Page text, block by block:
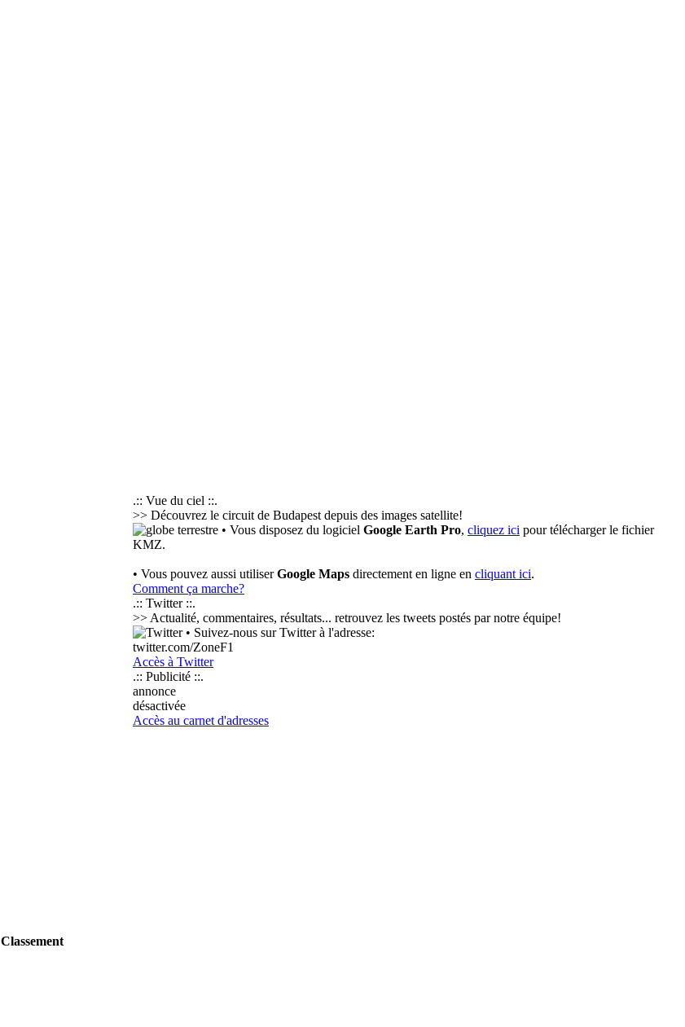
Classement
.:: Vue du ciel ::.
>> Découvrez le circuit de Budapest depuis des images satellite!
• Vous disposez du logiciel Google Earth Pro, cliquez ici pour télécharger le fichier
KMZ.
• Vous pouvez aussi utiliserGoogle Maps directement en ligne en cliquant ici.
Comment ça marche?
.:: Twitter ::.
>> Actualité, commentaires, résultats... retrouvez les tweets postés par notre équipe!
• Suivez-nous sur Twitter à l'adresse:
twitter.com/ZoneF1
Accès à Twitter
.:: Publicité ::.
annonce
désactivée
Accès au carnet d'adresses